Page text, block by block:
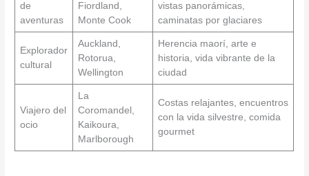
de
aventuras
Fiordland,
Monte Cook
vistas panorámicas,
caminatas por glaciares
Explorador
cultural
Auckland,
Rotorua,
Wellington
Herencia maorí, arte e
historia, vida vibrante de la
ciudad
Viajero del
ocio
La
Coromandel,
Kaikoura,
Marlborough
Costas relajantes, encuentros
con la vida silvestre, comida
gourmet